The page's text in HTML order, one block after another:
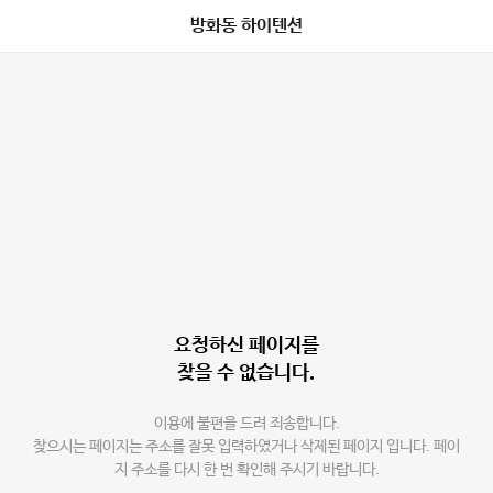
방화동 하이텐션
요청하신 페이지를
찾을 수 없습니다.
이용에 불편을 드려 죄송합니다.
찾으시는 페이지는 주소를 잘못 입력하였거나 삭제된 페이지 입니다. 페이
지 주소를 다시 한 번 확인해 주시기 바랍니다.